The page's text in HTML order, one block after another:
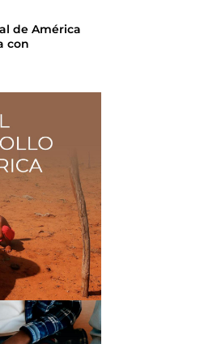
de América
con